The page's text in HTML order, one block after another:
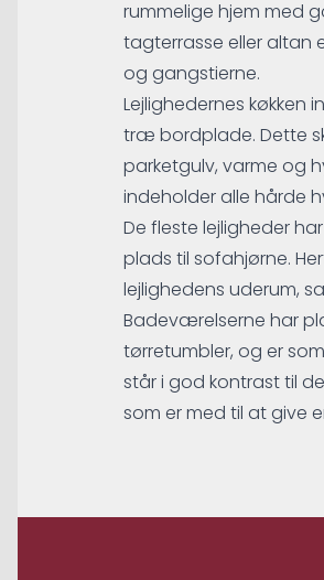
rummelige hjem med
tagterrasse eller altan
og gangstierne.
Lejlighedernes køkken
træ bordplade. Dette
parketgulv, varme og
indeholder alle hårde
De fleste lejligheder
plads til sofahjørne.
lejlighedens uderum,
Badeværelserne har
tørretumbler, og er
står i god kontrast til
som er med til at give